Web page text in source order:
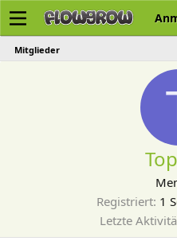
Mitglieder
Registriert 1
Letzte